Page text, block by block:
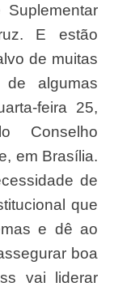
E estão
de muitas
algumas
feira 25,
Conselho
em Brasília.
de
que
e dê ao
boa
vai liderar